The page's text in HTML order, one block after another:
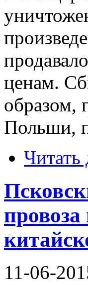
ценам.
образом,
Польши,
Читать
11-06-